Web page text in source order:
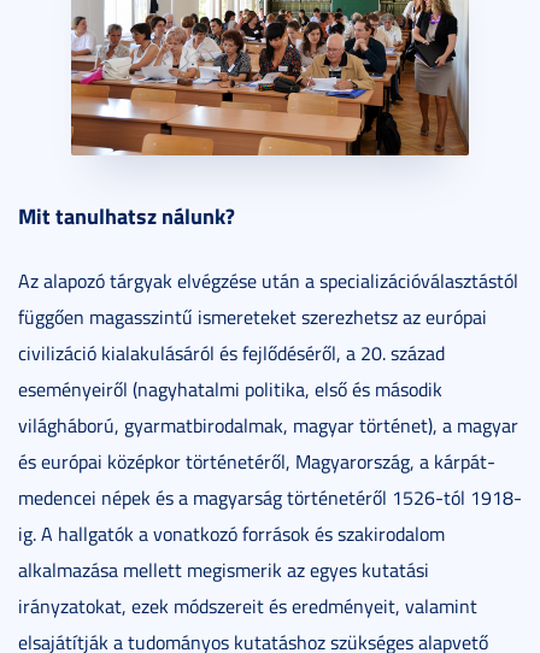
Mit tanulhatsz nálunk?
Az alapozó tárgyak elvégzése után a specializációválasztástól
függően magasszintű ismereteket szerezhetsz az európai
civilizáció kialakulásáról és fejlődéséről, a 20. század
eseményeiről (nagyhatalmi politika, első és második
világháború, gyarmatbirodalmak, magyar történet), a magyar
és európai középkor történetéről, Magyarország, a kárpát-
medencei népek és a magyarság történetéről 1526-tól 1918-
ig. A hallgatók a vonatkozó források és szakirodalom
alkalmazása mellett megismerik az egyes kutatási
irányzatokat, ezek módszereit és eredményeit, valamint
elsajátítják a tudományos kutatáshoz szükséges alapvető